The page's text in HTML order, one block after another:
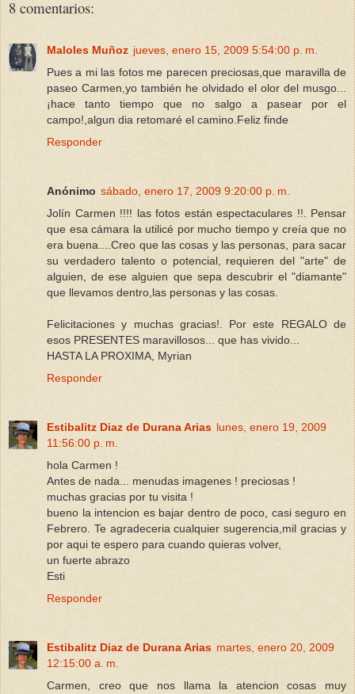
8 comentarios:
Maloles Muñoz jueves, enero 15, 2009 5:54:00 p. m.
Pues a mi las fotos me parecen preciosas,que maravilla de
paseo Carmen,yo también he olvidado el olor del musgo...
¡hace tanto tiempo que no salgo a pasear por el
campo!,algun dia retomaré el camino.Feliz finde
Responder
Anónimo sábado, enero 17, 2009 9:20:00 p. m.
Jolín Carmen !!!! las fotos están espectaculares !!. Pensar
que esa cámara la utilicé por mucho tiempo y creía que no
era buena....Creo que las cosas y las personas, para sacar
su verdadero talento o potencial, requieren del "arte" de
alguien, de ese alguien que sepa descubrir el "diamante"
que llevamos dentro,las personas y las cosas.
Felicitaciones y muchas gracias!. Por este REGALO de
esos PRESENTES maravillosos... que has vivido...
HASTA LA PROXIMA, Myrian
Responder
Estibalitz Diaz de Durana Arias lunes, enero 19, 2009
11:56:00 p. m.
hola Carmen !
Antes de nada... menudas imagenes ! preciosas !
muchas gracias por tu visita !
bueno la intencion es bajar dentro de poco, casi seguro en
Febrero. Te agradeceria cualquier sugerencia,mil gracias y
por aqui te espero para cuando quieras volver,
un fuerte abrazo
Esti
Responder
Estibalitz Diaz de Durana Arias martes, enero 20, 2009
12:15:00 a. m.
Carmen, creo que nos llama la atencion cosas muy